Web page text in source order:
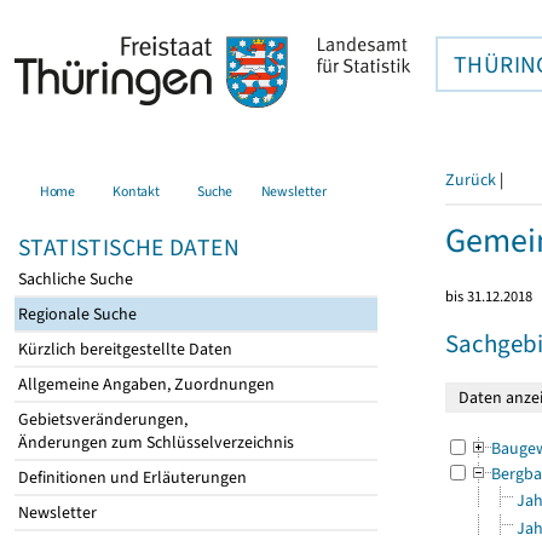
Home Kontakt Suche Newsletter
STATISTISCHE DATEN
Sachliche Suche
Regionale Suche
Kürzlich bereitgestellte Daten
Allgemeine Angaben, Zuordnungen
Gebietsveränderungen,
Änderungen zum Schlüsselverzeichnis
Definitionen und Erläuterungen
Newsletter
Zurück |
bis 31.12.2018